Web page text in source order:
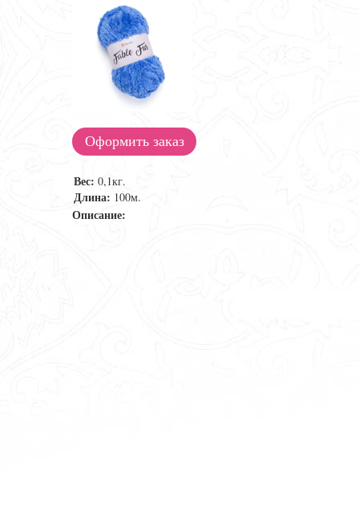
Оформить заказ
Вес: 0,1кг.
Длина: 100м.
Описание: